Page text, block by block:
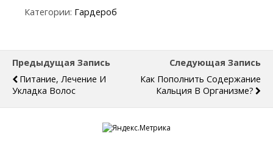
Категории: Гардероб
Предыдущая Запись
Питание, Лечение И
Укладка Волос
Следующая Запись
Как Пополнить Содержание
Кальция В Организме?